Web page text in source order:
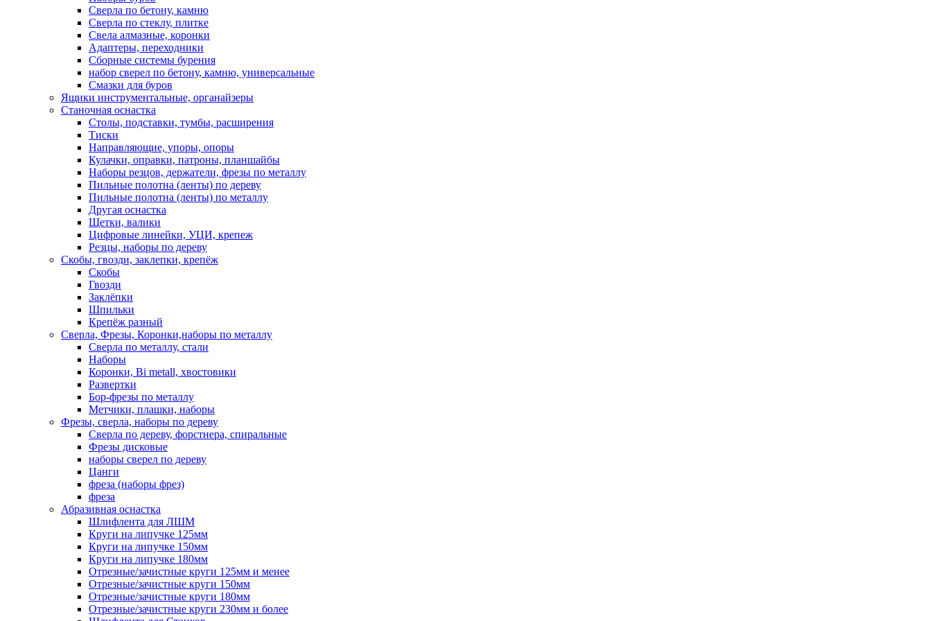
Сверла по бетону, камню
Сверла по стеклу, плитке
Свела алмазные, коронки
Адаптеры, переходники
Сборные системы бурения
набор сверел по бетону, камню, универсальные
Смазки для буров
Ящики инструментальные, органайзеры
Станочная оснастка
Столы, подставки, тумбы, расширения
Тиски
Направляющие, упоры, опоры
Кулачки, оправки, патроны, планшайбы
Наборы резцов, держатели, фрезы по металлу
Пильные полотна (ленты) по дереву
Пильные полотна (ленты) по металлу
Другая оснастка
Щетки, валики
Цифровые линейки, УЦИ, крепеж
Резцы, наборы по дереву
Скобы, гвозди, заклепки, крепёж
Скобы
Гвозди
Заклёпки
Шпильки
Крепёж разный
Сверла, Фрезы, Коронки,наборы по металлу
Сверла по металлу, стали
Наборы
Коронки, Bi metall, хвостовики
Развертки
Бор-фрезы по металлу
Метчики, плашки, наборы
Фрезы, сверла, наборы по дереву
Сверла по дереву, форстнера, спиральные
Фрезы дисковые
наборы сверел по дереву
Цанги
фреза (наборы фрез)
фреза
Абразивная оснастка
Шлифлента для ЛШМ
Круги на липучке 125мм
Круги на липучке 150мм
Круги на липучке 180мм
Отрезные/зачистные круги 125мм и менее
Отрезные/зачистные круги 150мм
Отрезные/зачистные круги 180мм
Отрезные/зачистные круги 230мм и более